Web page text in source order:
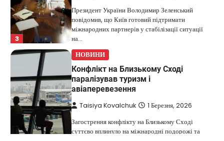
3
Президент України Володимир Зеленський
повідомив, що Київ готовий підтримати
міжнародних партнерів у стабілізації ситуації
на…
НОВИНИ
Конфлікт на Близькому Сході
паралізував туризм і
авіаперевезення
Taisiya Kovalchuk 1 Березня, 2026
Загострення конфлікту на Близькому Сході
суттєво вплинуло на міжнародні подорожі та